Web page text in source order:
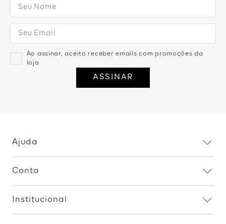
Ao assinar, aceito receber emails com promoções da
loja
ASSINAR
Ajuda
Conta
Institucional